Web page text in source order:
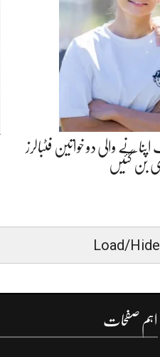
والی دو خواتین فٹبالرز
بن گئیں
Load/
اہم صفحات